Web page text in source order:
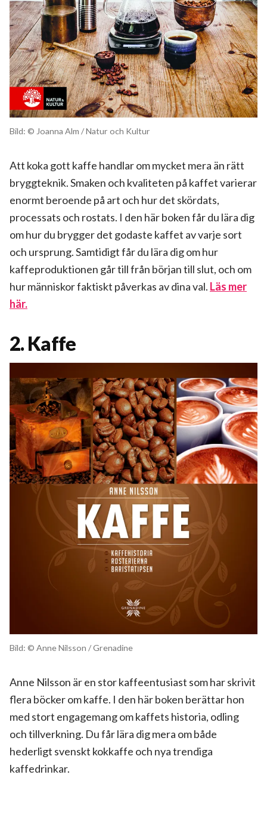
Bild: © Joanna Alm / Natur och Kultur
Att koka gott kaffe handlar om mycket mera än rätt
bryggteknik. Smaken och kvaliteten på kaffet varierar
enormt beroende på art och hur det skördats,
processats och rostats. I den här boken får du lära dig
om hur du brygger det godaste kaffet av varje sort
och ursprung. Samtidigt får du lära dig om hur
kaffeproduktionen går till från början till slut, och om
hur människor faktiskt påverkas av dina val. Läs mer
här.
2. Kaffe
Bild: © Anne Nilsson / Grenadine
Anne Nilsson är en stor kaffeentusiast som har skrivit
flera böcker om kaffe. I den här boken berättar hon
med stort engagemang om kaffets historia, odling
och tillverkning. Du får lära dig mera om både
hederligt svenskt kokkaffe och nya trendiga
kaffedrinkar.